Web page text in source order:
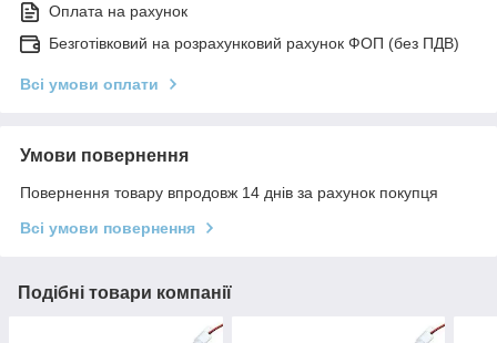
Оплата на рахунок
Безготівковий на розрахунковий рахунок ФОП (без ПДВ)
Всі умови оплати
Умови повернення
Повернення товару впродовж 14 днів за рахунок покупця
Всі умови повернення
Подібні товари компанії